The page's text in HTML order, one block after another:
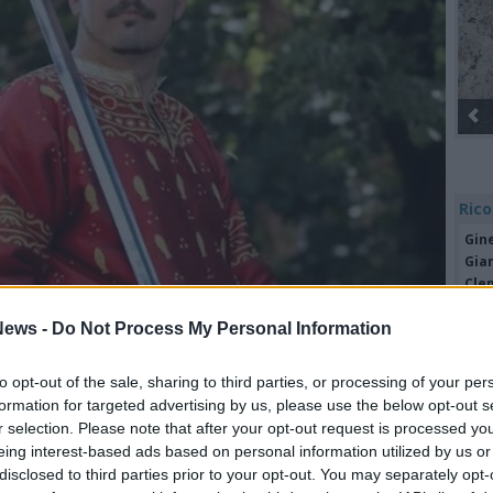
- Do Not Process My Personal Information
opt-out of the sale, sharing to third parties, or processing of your
for targeted advertising by us, please use the below opt-out
selection. Please note that after your opt-out request is processed
interest-based ads based on personal information utilized by us
to third parties prior to your opt-out. You may separately
17 Giugno, ilGran Concilio di Contrada
ha riconfermato il priore Alessandro
per l’annata 2026/27. Zavonello è al suo
per la fiducia accordatami, che arrivato
Gli Ambulanti di